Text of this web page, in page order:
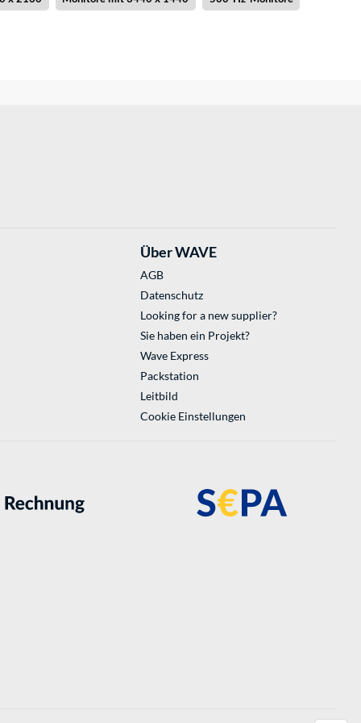
Über WAVE
AGB
Datenschutz
Looking for a new supplier?
Sie haben ein Projekt?
Wave Express
Packstation
Leitbild
Cookie Einstellungen